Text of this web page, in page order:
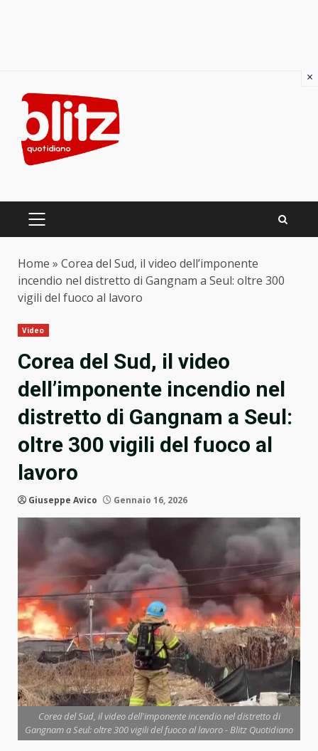
content
PRIMARY
Home » Corea del Sud, il video dell’imponente
incendio nel distretto di Gangnam a Seul: oltre 300
vigili del fuoco al lavoro
Video
Corea del Sud, il video
dell’imponente incendio nel
distretto di Gangnam a Seul:
oltre 300 vigili del fuoco al
lavoro
Giuseppe Avico Gennaio 16, 2026
Corea del Sud, il video dell'imponente incendio nel distretto di
Gangnam a Seul: oltre 300 vigili del fuoco al lavoro - Blitz Quotidiano
×